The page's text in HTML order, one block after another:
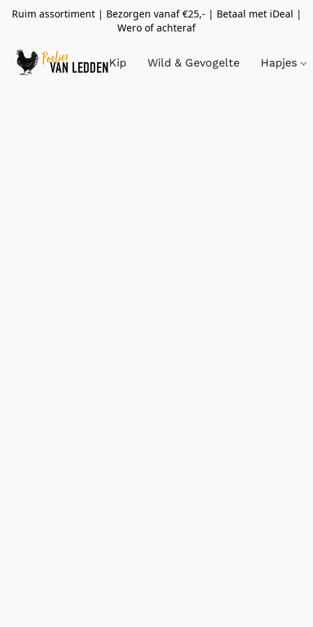
Ruim assortiment | Bezorgen vanaf €25,- | Betaal met iDeal |
Wero of achteraf
Kip Wild & Gevogelte Hapjes